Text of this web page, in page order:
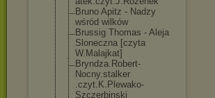
Bruno Apitz - Nadzy
wśród wilków
Brussig Thomas - Aleja
Sloneczna [czyta
W.Malajkat]
Bryndza.Robert-
Nocny.stalker
.czyt.K.Plewako-
Szczerbinski